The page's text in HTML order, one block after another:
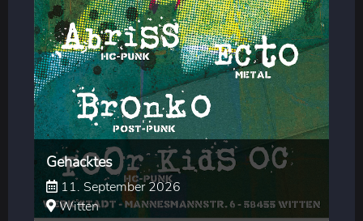
Gehacktes
11. September 2026
Witten